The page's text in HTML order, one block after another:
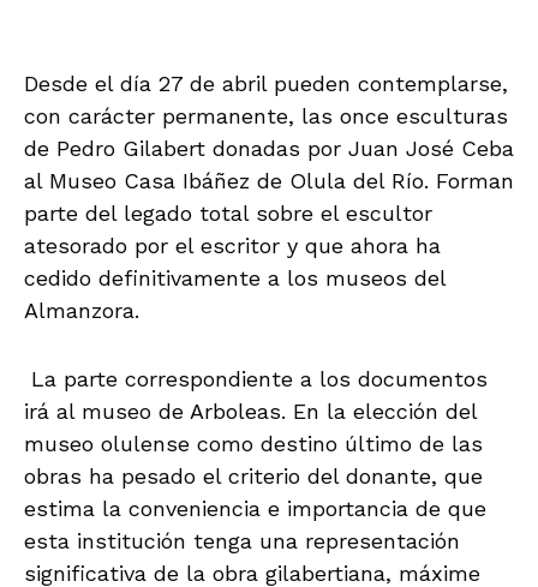
Desde el día 27 de abril pueden contemplarse,
con carácter permanente, las once esculturas
de Pedro Gilabert donadas por Juan José Ceba
al Museo Casa Ibáñez de Olula del Río. Forman
parte del legado total sobre el escultor
atesorado por el escritor y que ahora ha
cedido definitivamente a los museos del
Almanzora.
La parte correspondiente a los documentos
irá al museo de Arboleas. En la elección del
museo olulense como destino último de las
obras ha pesado el criterio del donante, que
estima la conveniencia e importancia de que
esta institución tenga una representación
significativa de la obra gilabertiana, máxime